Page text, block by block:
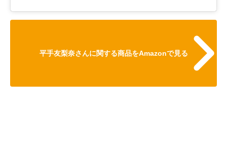
平手友梨奈さんに関する商品をAmazonで見る